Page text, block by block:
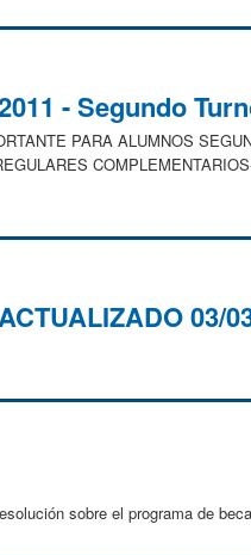
- Segundo
PARA ALUMNOS
03/
sobre el programa de